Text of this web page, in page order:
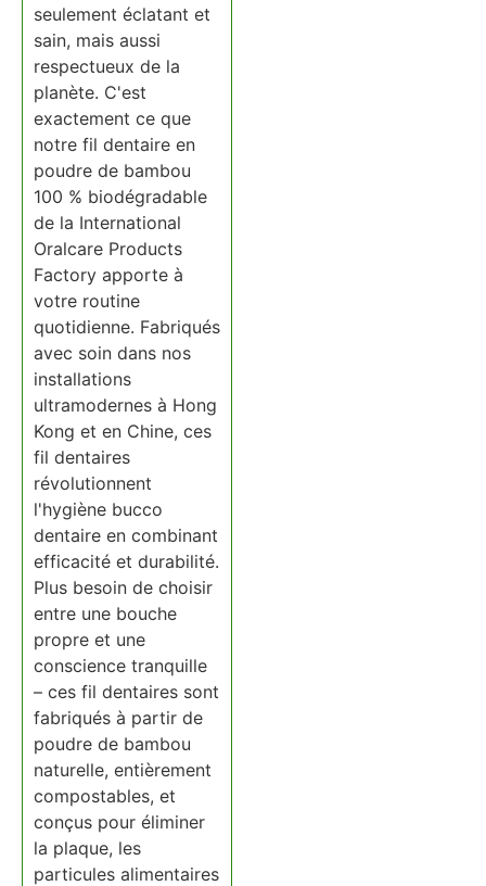
seulement éclatant et
sain, mais aussi
respectueux de la
planète. C'est
exactement ce que
notre fil dentaire en
poudre de bambou
100 % biodégradable
de la International
Oralcare Products
Factory apporte à
votre routine
quotidienne. Fabriqués
avec soin dans nos
installations
ultramodernes à Hong
Kong et en Chine, ces
fil dentaires
révolutionnent
l'hygiène bucco
dentaire en combinant
efficacité et durabilité.
Plus besoin de choisir
entre une bouche
propre et une
conscience tranquille
– ces fil dentaires sont
fabriqués à partir de
poudre de bambou
naturelle, entièrement
compostables, et
conçus pour éliminer
la plaque, les
particules alimentaires